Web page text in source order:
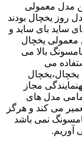
مدل معمولی
روز یخچال بودند
ساید بای ساید و
معمولی یخچال
بالا می
می
مجاز
مدل های
می کند و هرگز
نمی باشد
آوریم.